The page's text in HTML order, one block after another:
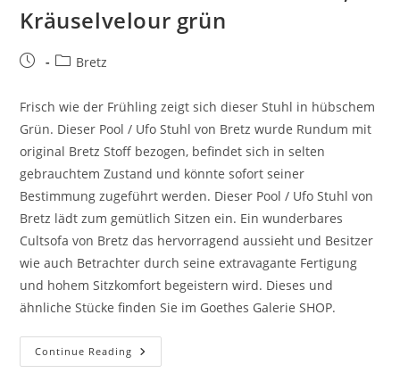
Kräuselvelour grün
Bretz
Frisch wie der Frühling zeigt sich dieser Stuhl in hübschem
Grün. Dieser Pool / Ufo Stuhl von Bretz wurde Rundum mit
original Bretz Stoff bezogen, befindet sich in selten
gebrauchtem Zustand und könnte sofort seiner
Bestimmung zugeführt werden. Dieser Pool / Ufo Stuhl von
Bretz lädt zum gemütlich Sitzen ein. Ein wunderbares
Cultsofa von Bretz das hervorragend aussieht und Besitzer
wie auch Betrachter durch seine extravagante Fertigung
und hohem Sitzkomfort begeistern wird. Dieses und
ähnliche Stücke finden Sie im Goethes Galerie SHOP.
Continue Reading